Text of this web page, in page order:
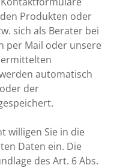
Produkten oder
sich als Berater bei
per Mail oder unsere
automatisch
der
willigen Sie in die
Daten ein. Die
des Art. 6 Abs.